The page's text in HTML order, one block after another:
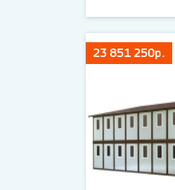
23 851 250р.